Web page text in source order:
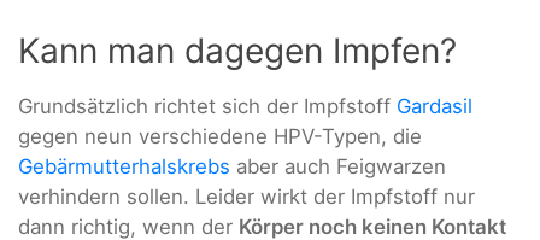
Kann man dagegen Impfen?
Grundsätzlich richtet sich der Impfstoff Gardasil
gegen neun verschiedene HPV-Typen, die
Gebärmutterhalskrebs aber auch Feigwarzen
verhindern sollen. Leider wirkt der Impfstoff nur
dann richtig, wenn der Körper noch keinen Kontakt